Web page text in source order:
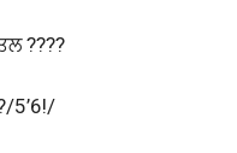
????
5’6!/